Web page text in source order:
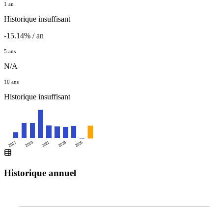
1 an
Historique insuffisant
-15.14% / an
5 ans
N/A
10 ans
Historique insuffisant
2017 2019 2021 2023 2025
Historique annuel